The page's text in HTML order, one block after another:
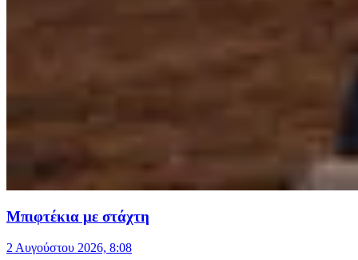
Μπιφτέκια με στάχτη
2 Αυγούστου 2026, 8:08